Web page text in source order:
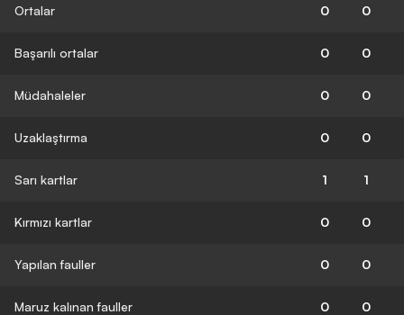
Ortalar 0 0
Başarılı ortalar 0 0
Müdahaleler 0 0
Uzaklaştırma 0 0
Sarı kartlar 1 1
Kırmızı kartlar 0 0
Yapılan fauller 0 0
Maruz kalınan fauller 0 0